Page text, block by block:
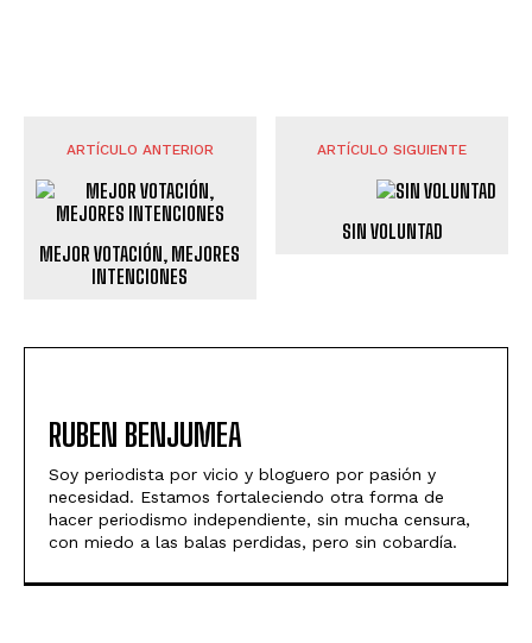
ARTÍCULO ANTERIOR
MEJOR VOTACIÓN, MEJORES
INTENCIONES
ARTÍCULO SIGUIENTE
SIN VOLUNTAD
RUBEN BENJUMEA
Soy periodista por vicio y bloguero por pasión y
necesidad. Estamos fortaleciendo otra forma de
hacer periodismo independiente, sin mucha censura,
con miedo a las balas perdidas, pero sin cobardía.